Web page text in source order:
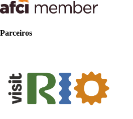
Parceiros